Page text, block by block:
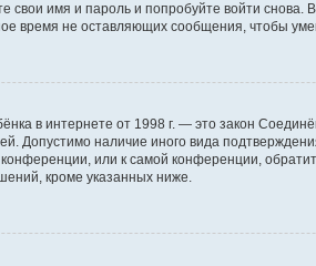
имя и пароль и попробуйте войти
время не оставляющих сообщения, чтобы
в интернете от 1998 г. — это закон
Допустимо наличие иного вида
или к самой конференции,
кроме указанных ниже.